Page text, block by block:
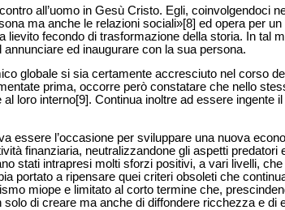
all’uomo in Gesù Cristo. Egli, coinvolgendoci
ma anche le relazioni sociali»[8] ed opera per
lievito fecondo di trasformazione della storia. In tal
ed inaugurare con la sua persona.
globale si sia certamente accresciuto nel corso
prima, occorre però constatare che nello
loro interno[9]. Continua inoltre ad essere ingente
essere l’occasione per sviluppare una nuova
finanziaria, neutralizzandone gli aspetti
stati intrapresi molti sforzi positivi, a vari livelli,
portato a ripensare quei criteri obsoleti che
miope e limitato al corto termine che,
di creare ma anche di diffondere ricchezza e di